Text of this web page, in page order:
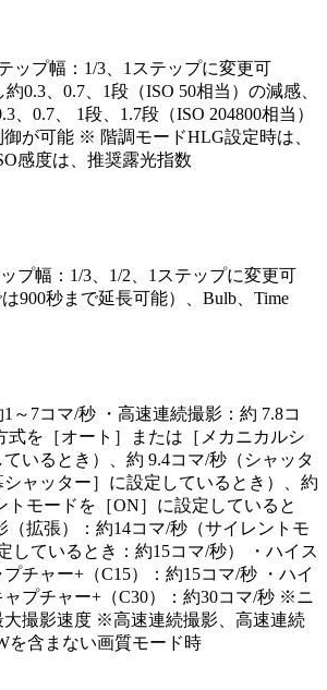
ップ幅：1/3、1ステップに変更可
0.3、0.7、1段（ISO 50相当）の減感、
、0.7、 1段、1.7段（ISO 204800相当）
が可能 ※ 階調モードHLG設定時は、
感度は、推奨露光指数
プ幅：1/3、1/2、1ステップに変更可
900秒まで延長可能）、Bulb、Time
～7コマ/秒 ・高速連続撮影：約 7.8コ
式を［オート］または［メカニカルシ
いるとき）、約 9.4コマ/秒（シャッタ
ャッター］に設定しているとき）、約
トモードを［ON］に設定していると
（拡張）：約14コマ/秒（サイレントモ
しているとき：約15コマ/秒） ・ハイス
チャー+（C15）：約15コマ/秒 ・ハイ
プチャー+（C30）：約30コマ/秒 ※ニ
大撮影速度 ※高速連続撮影、高速連続
を含まない画質モード時